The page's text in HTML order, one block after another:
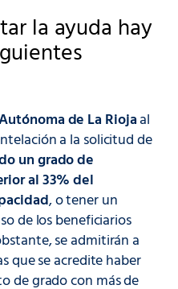
la ayuda hay
de La Riojaal
a la solicitud de
un grado de
al 33% del
, o tener un
de los beneficiarios
se admitirán a
que se acredite haber
de grado con más de